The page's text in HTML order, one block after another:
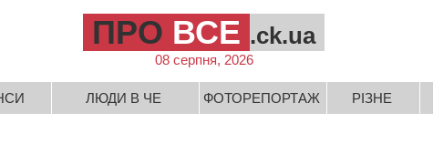
ПРО ВСЕ .ck.ua
08 серпня, 2026
ЛЮДИ В ЧЕ ФОТОРЕПОРТАЖ РІЗНЕ